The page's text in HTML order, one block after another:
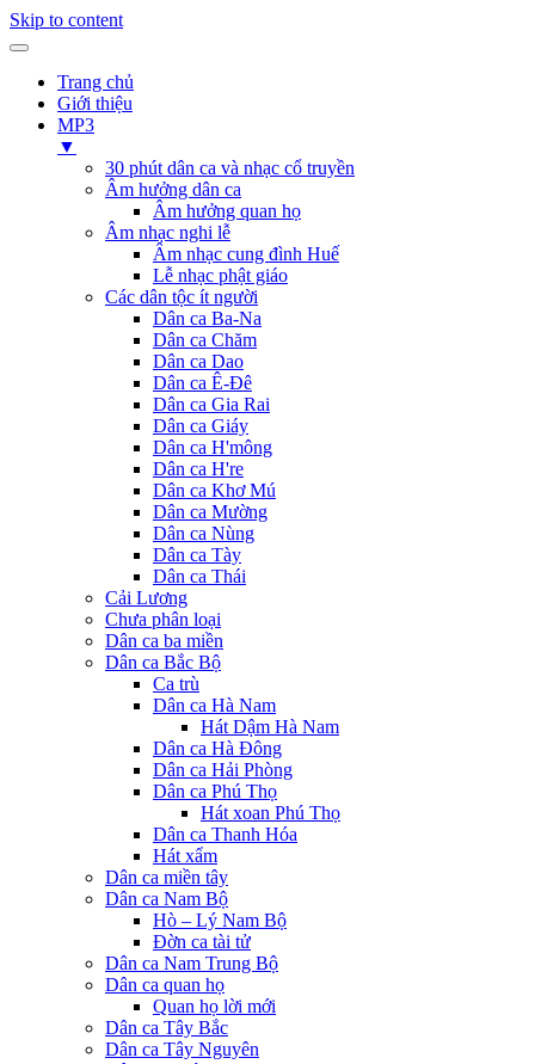
Skip to content
Trang chủ
Giới thiệu
MP3
▼
30 phút dân ca và nhạc cổ truyền
Âm hưởng dân ca
Âm hưởng quan họ
Âm nhạc nghi lễ
Âm nhạc cung đình Huế
Lễ nhạc phật giáo
Các dân tộc ít người
Dân ca Ba-Na
Dân ca Chăm
Dân ca Dao
Dân ca Ê-Đê
Dân ca Gia Rai
Dân ca Giáy
Dân ca H'mông
Dân ca H're
Dân ca Khơ Mú
Dân ca Mường
Dân ca Nùng
Dân ca Tày
Dân ca Thái
Cải Lương
Chưa phân loại
Dân ca ba miền
Dân ca Bắc Bộ
Ca trù
Dân ca Hà Nam
Hát Dậm Hà Nam
Dân ca Hà Đông
Dân ca Hải Phòng
Dân ca Phú Thọ
Hát xoan Phú Thọ
Dân ca Thanh Hóa
Hát xẩm
Dân ca miền tây
Dân ca Nam Bộ
Hò – Lý Nam Bộ
Đờn ca tài tử
Dân ca Nam Trung Bộ
Dân ca quan họ
Quan họ lời mới
Dân ca Tây Bắc
Dân ca Tây Nguyên